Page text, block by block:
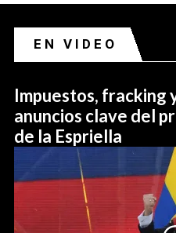
EN VIDEO
Impuestos, fracking
anuncios clave del
de la Espriella